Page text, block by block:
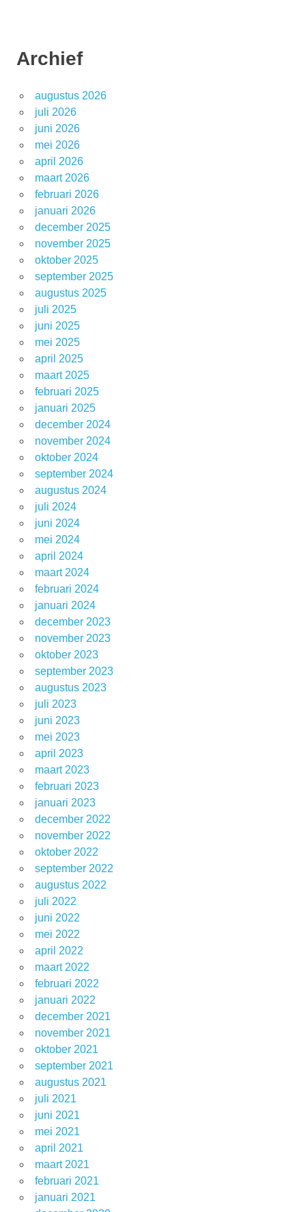
Archief
augustus 2026
juli 2026
juni 2026
mei 2026
april 2026
maart 2026
februari 2026
januari 2026
december 2025
november 2025
oktober 2025
september 2025
augustus 2025
juli 2025
juni 2025
mei 2025
april 2025
maart 2025
februari 2025
januari 2025
december 2024
november 2024
oktober 2024
september 2024
augustus 2024
juli 2024
juni 2024
mei 2024
april 2024
maart 2024
februari 2024
januari 2024
december 2023
november 2023
oktober 2023
september 2023
augustus 2023
juli 2023
juni 2023
mei 2023
april 2023
maart 2023
februari 2023
januari 2023
december 2022
november 2022
oktober 2022
september 2022
augustus 2022
juli 2022
juni 2022
mei 2022
april 2022
maart 2022
februari 2022
januari 2022
december 2021
november 2021
oktober 2021
september 2021
augustus 2021
juli 2021
juni 2021
mei 2021
april 2021
maart 2021
februari 2021
januari 2021